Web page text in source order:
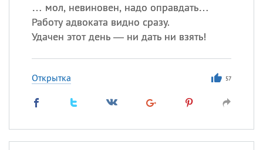
… мол, невиновен, надо оправдать…
Работу адвоката видно сразу.
Удачен этот день — ни дать ни взять!
Открытка 57